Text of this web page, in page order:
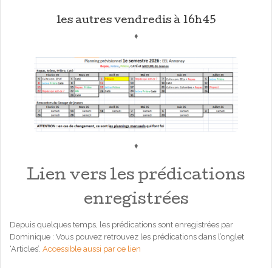
les autres vendredis à 16h45
♦
♦
Lien vers les prédications
enregistrées
Depuis quelques temps, les prédications sont enregistrées par
Dominique : Vous pouvez retrouvez les prédications dans l’onglet
‘Articles’. Accessible aussi par ce lien